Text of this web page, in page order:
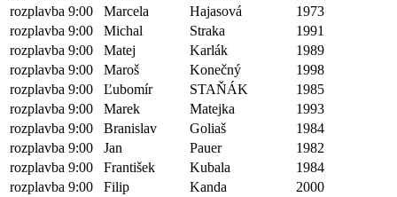
rozplavba 9:00
Marcela Hajasová
1973
rozplavba 9:00
Michal Straka
1991
rozplavba 9:00
Matej Karlák
1989
rozplavba 9:00
Maroš Konečný
1998
rozplavba 9:00
Ľubomír STAŇÁK
1985
rozplavba 9:00
Marek Matejka
1993
rozplavba 9:00
Branislav Goliaš
1984
rozplavba 9:00
Jan Pauer
1982
rozplavba 9:00
František Kubala
1984
rozplavba 9:00
Filip Kanda
2000